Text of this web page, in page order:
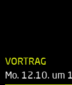
VORTRAG
Mo. 12.10. um